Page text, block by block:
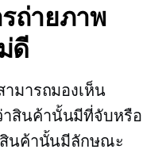
ถ่ายภาพ
ดี
มารถมองเห็น
สินค้านั้นมีที่จับหรือ
นค้านั้นมีลักษณะ